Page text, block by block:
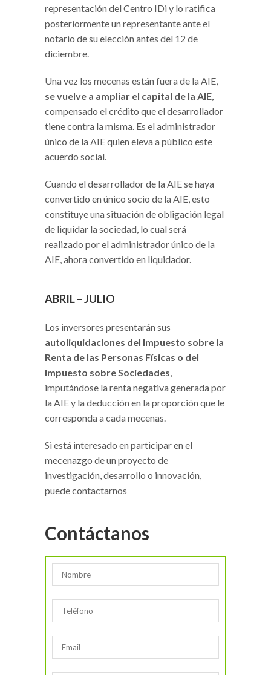
representación del Centro IDi y lo ratifica
posteriormente un representante ante el
notario de su elección antes del 12 de
diciembre.
Una vez los mecenas están fuera de la AIE,
se vuelve a ampliar el capital de la AIE,
compensado el crédito que el desarrollador
tiene contra la misma. Es el administrador
único de la AIE quien eleva a público este
acuerdo social.
Cuando el desarrollador de la AIE se haya
convertido en único socio de la AIE, esto
constituye una situación de obligación legal
de liquidar la sociedad, lo cual será
realizado por el administrador único de la
AIE, ahora convertido en liquidador.
ABRIL – JULIO
Los inversores presentarán sus
autoliquidaciones del Impuesto sobre la
Renta de las Personas Físicas o del
Impuesto sobre Sociedades,
imputándose la renta negativa generada por
la AIE y la deducción en la proporción que le
corresponda a cada mecenas.
Si está interesado en participar en el
mecenazgo de un proyecto de
investigación, desarrollo o innovación,
puede contactarnos
Contáctanos